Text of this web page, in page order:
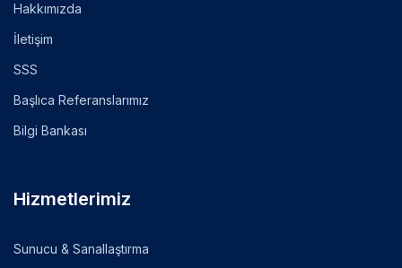
Hakkımızda
İletişim
SSS
Başlıca Referanslarımız
Bilgi Bankası
Hizmetlerimiz
Sunucu & Sanallaştırma